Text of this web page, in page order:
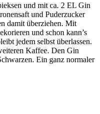
und mit ca. 2 EL Gin
und Puderzucker
damit überziehen. Mit
und schon kann’s
jedem selbst überlassen.
Kaffee. Den Gin
Ein ganz normaler